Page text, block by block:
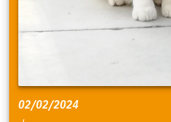
02/02/2024